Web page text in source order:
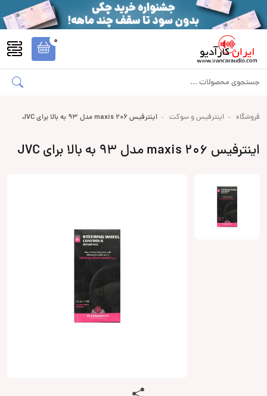
0
فروشگاه اینترفیس و سوکت اینترفیس maxis 206 مدل 93 به بالا برای JVC
اینترفیس maxis 206 مدل 93 به بالا برای JVC